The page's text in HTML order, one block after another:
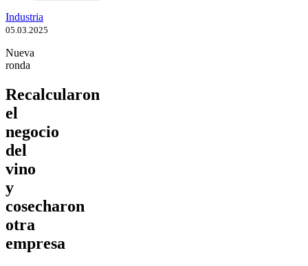
Industria
05.03.2025
Nueva
ronda
Recalcularon
el
negocio
del
vino
y
cosecharon
otra
empresa